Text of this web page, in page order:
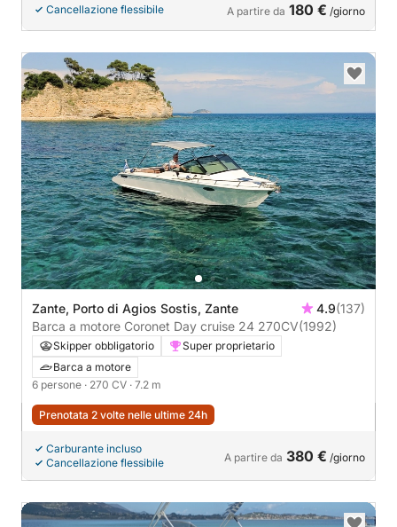
Cancellazione flessibile A partire da 180 € /giorno
Zante, Porto di Agios Sostis, Zante 4.9(137)
Barca a motore Coronet Day cruise 24 270CV(1992)
Skipper obbligatorio
Super proprietario
Barca a motore
6 persone · 270 CV · 7.2 m
Prenotata 2 volte nelle ultime 24h
Carburante incluso
Cancellazione flessibile
A partire da 380 € /giorno